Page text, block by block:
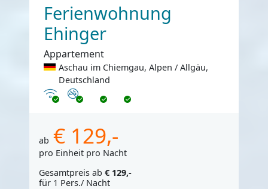
Ferienwohnung
Ehinger
Appartement
Aschau im Chiemgau, Alpen / Allgäu,
Deutschland
InternetNichtraucher
ab € 129,-
pro Einheit pro Nacht
Gesamtpreis ab € 129,-
für 1 Pers./ Nacht